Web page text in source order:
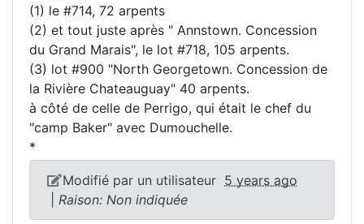
(1) le #714, 72 arpents
(2) et tout juste après " Annstown. Concession
du Grand Marais", le lot #718, 105 arpents.
(3) lot #900 "North Georgetown. Concession de
la Rivière Chateauguay" 40 arpents.
à côté de celle de Perrigo, qui était le chef du
"camp Baker" avec Dumouchelle.
*
Modifié par un utilisateur 5 years ago
Raison: Non indiquée